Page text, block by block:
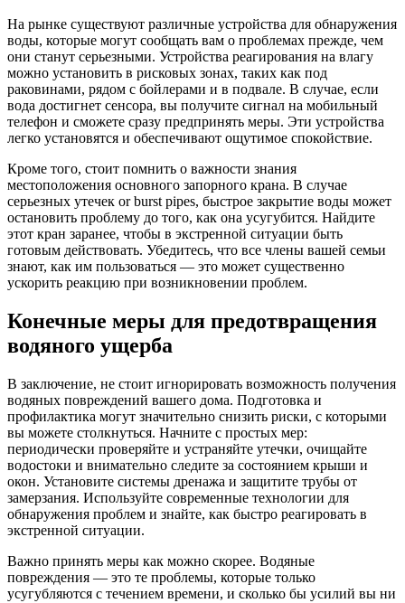
На рынке существуют различные устройства для обнаружения
воды, которые могут сообщать вам о проблемах прежде, чем
они станут серьезными. Устройства реагирования на влагу
можно установить в рисковых зонах, таких как под
раковинами, рядом с бойлерами и в подвале. В случае, если
вода достигнет сенсора, вы получите сигнал на мобильный
телефон и сможете сразу предпринять меры. Эти устройства
легко установятся и обеспечивают ощутимое спокойствие.
Кроме того, стоит помнить о важности знания
местоположения основного запорного крана. В случае
серьезных утечек or burst pipes, быстрое закрытие воды может
остановить проблему до того, как она усугубится. Найдите
этот кран заранее, чтобы в экстренной ситуации быть
готовым действовать. Убедитесь, что все члены вашей семьи
знают, как им пользоваться — это может существенно
ускорить реакцию при возникновении проблем.
Конечные меры для предотвращения
водяного ущерба
В заключение, не стоит игнорировать возможность получения
водяных повреждений вашего дома. Подготовка и
профилактика могут значительно снизить риски, с которыми
вы можете столкнуться. Начните с простых мер:
периодически проверяйте и устраняйте утечки, очищайте
водостоки и внимательно следите за состоянием крыши и
окон. Установите системы дренажа и защитите трубы от
замерзания. Используйте современные технологии для
обнаружения проблем и знайте, как быстро реагировать в
экстренной ситуации.
Важно принять меры как можно скорее. Водяные
повреждения — это те проблемы, которые только
усугубляются с течением времени, и сколько бы усилий вы ни